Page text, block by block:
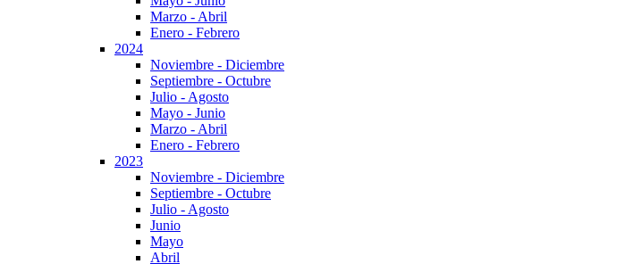
Marzo - Abril
Enero - Febrero
2024
Noviembre - Diciembre
Septiembre - Octubre
Julio - Agosto
Mayo - Junio
Marzo - Abril
Enero - Febrero
2023
Noviembre - Diciembre
Septiembre - Octubre
Julio - Agosto
Junio
Mayo
Abril